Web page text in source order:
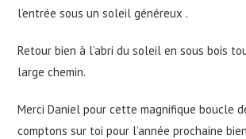
l’entrée sous un soleil généreux .
Retour bien à l’abri du soleil en sous bois
large chemin.
Merci Daniel pour cette magnifique boucle
comptons sur toi pour l’année prochaine